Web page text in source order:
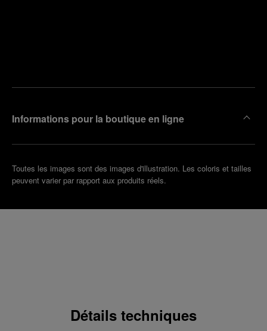
Informations pour la boutique en ligne
Toutes les images sont des images d'illustration. Les coloris et tailles
peuvent varier par rapport aux produits réels.
Détails techniques